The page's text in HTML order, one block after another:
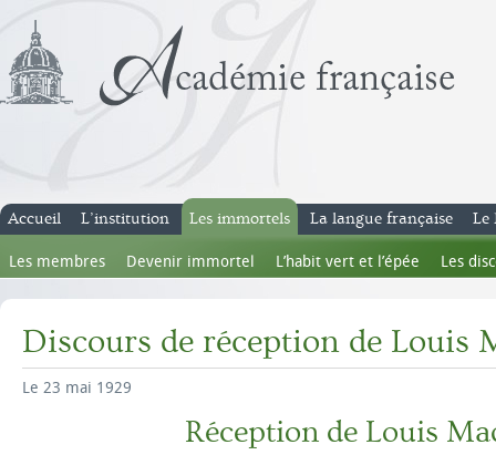
Accueil L’institution Les immortels
Les membres Devenir immortel L’habit vert et l’épée Les
La langue française Le
Discours de réception de Louis
Le 23 mai 1929
Réception de Louis